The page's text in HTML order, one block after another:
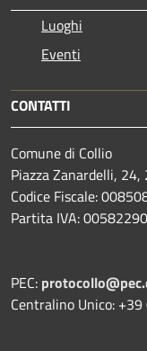
Luoghi
Eventi
CONTATTI
Comune di Collio
Piazza Zanardelli,
Codice Fiscale:
Partita IVA:
PEC:
Centralino Unico: